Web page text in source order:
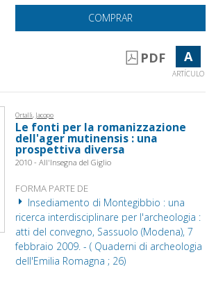
COMPRAR
PDF A
ARTÍCULO
Ortalli, Jacopo
Le fonti per la romanizzazione
dell'ager mutinensis : una
prospettiva diversa
2010 - All'Insegna del Giglio
FORMA PARTE DE
Insediamento di Montegibbio : una
ricerca interdisciplinare per l'archeologia :
atti del convegno, Sassuolo (Modena), 7
febbraio 2009. - ( Quaderni di archeologia
dell'Emilia Romagna ; 26)